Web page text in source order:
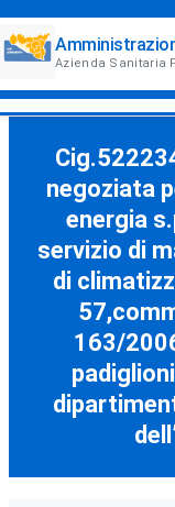
Azienda Sanitaria
negoziata
energia
servizio di
di
163/